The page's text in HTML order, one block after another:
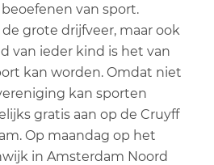
van sport.
grote drijfveer, maar ook
van ieder kind is het van
kan worden. Omdat niet
kan sporten
gratis aan op de Cruyff
Op maandag op het
in Amsterdam Noord